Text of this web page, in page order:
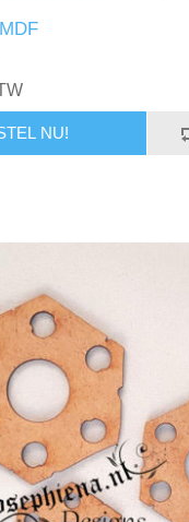
NU!